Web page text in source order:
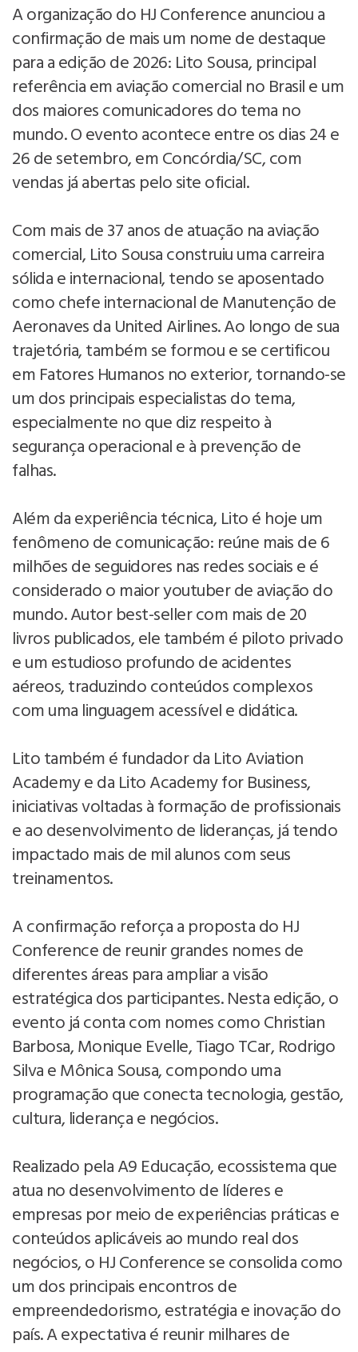
A organização do HJ Conference anunciou a
confirmação de mais um nome de destaque
para a edição de 2026: Lito Sousa, principal
referência em aviação comercial no Brasil e um
dos maiores comunicadores do tema no
mundo. O evento acontece entre os dias 24 e
26 de setembro, em Concórdia/SC, com
vendas já abertas pelo site oficial.
Com mais de 37 anos de atuação na aviação
comercial, Lito Sousa construiu uma carreira
sólida e internacional, tendo se aposentado
como chefe internacional de Manutenção de
Aeronaves da United Airlines. Ao longo de sua
trajetória, também se formou e se certificou
em Fatores Humanos no exterior, tornando-se
um dos principais especialistas do tema,
especialmente no que diz respeito à
segurança operacional e à prevenção de
falhas.
Além da experiência técnica, Lito é hoje um
fenômeno de comunicação: reúne mais de 6
milhões de seguidores nas redes sociais e é
considerado o maior youtuber de aviação do
mundo. Autor best-seller com mais de 20
livros publicados, ele também é piloto privado
e um estudioso profundo de acidentes
aéreos, traduzindo conteúdos complexos
com uma linguagem acessível e didática.
Lito também é fundador da Lito Aviation
Academy e da Lito Academy for Business,
iniciativas voltadas à formação de profissionais
e ao desenvolvimento de lideranças, já tendo
impactado mais de mil alunos com seus
treinamentos.
A confirmação reforça a proposta do HJ
Conference de reunir grandes nomes de
diferentes áreas para ampliar a visão
estratégica dos participantes. Nesta edição, o
evento já conta com nomes como Christian
Barbosa, Monique Evelle, Tiago TCar, Rodrigo
Silva e Mônica Sousa, compondo uma
programação que conecta tecnologia, gestão,
cultura, liderança e negócios.
Realizado pela A9 Educação, ecossistema que
atua no desenvolvimento de líderes e
empresas por meio de experiências práticas e
conteúdos aplicáveis ao mundo real dos
negócios, o HJ Conference se consolida como
um dos principais encontros de
empreendedorismo, estratégia e inovação do
país. A expectativa é reunir milhares de